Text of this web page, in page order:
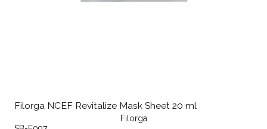
Filorga NCEF Revitalize Mask Sheet 20 ml
Filorga